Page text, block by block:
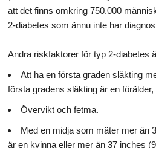
att det finns omkring 750.000
2-diabetes som ännu inte har
Andra riskfaktorer för typ 2-diabetes
Att ha en första graden släkting
första gradens släkting är en
Övervikt och fetma.
Med en midja som mäter mer än
är en kvinna eller mer än 37 inches